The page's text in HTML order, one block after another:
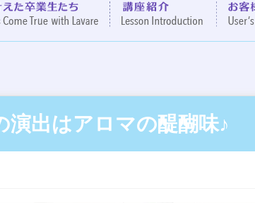
ント 夢を叶えた卒業生達 講座紹
演出はアロマの醍醐味♪